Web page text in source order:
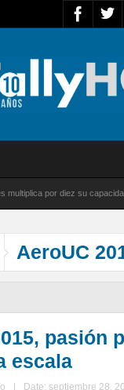
por diez su capacidad de
AeroUC
pasión
escala
Date: septiembre 28,